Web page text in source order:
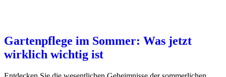
Gartenpflege im Sommer: Was jetzt
wirklich wichtig ist